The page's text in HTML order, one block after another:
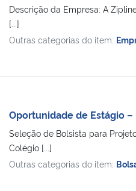
Descrição da Empresa: A
[...]
Outras categorias do item:
Oportunidade de Estágio
Seleção de Bolsista para
Colégio [...]
Outras categorias do item: